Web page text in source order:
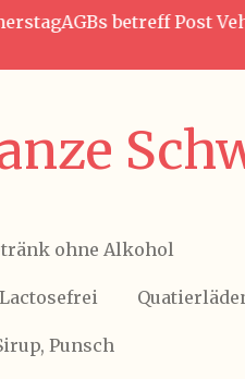
betreff Post
ohne Alkohol
Punsch